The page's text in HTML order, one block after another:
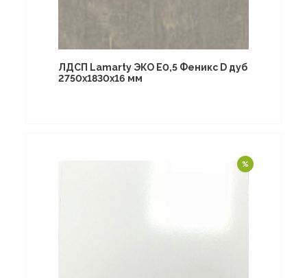
ЛДСП Lamarty ЭКО E0,5 Феникс D дуб
2750х1830х16 мм